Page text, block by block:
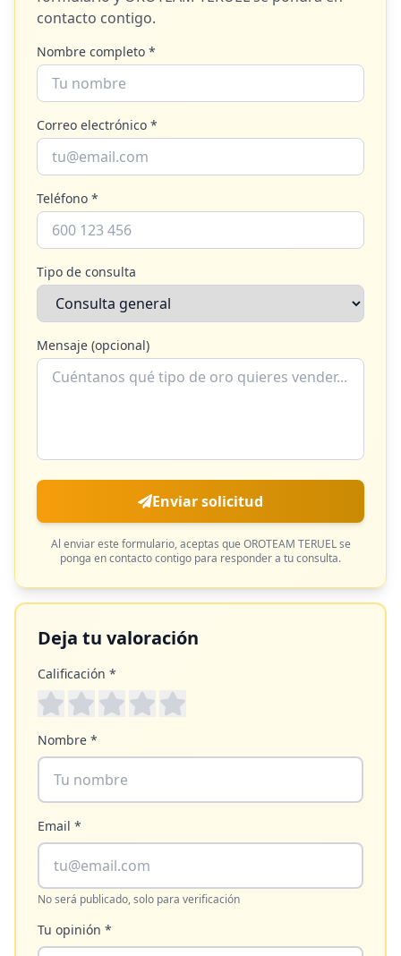
contacto contigo.
Nombre completo *
Correo electrónico *
Teléfono *
Tipo de consulta
Mensaje (opcional)
Enviar solicitud
Al enviar este formulario, aceptas que OROTEAM TERUELse
ponga en contacto contigo para responder a tu consulta.
Deja tu valoración
Calificación *
Nombre *
Email *
No será publicado, solo para verificación
Tu opinión *